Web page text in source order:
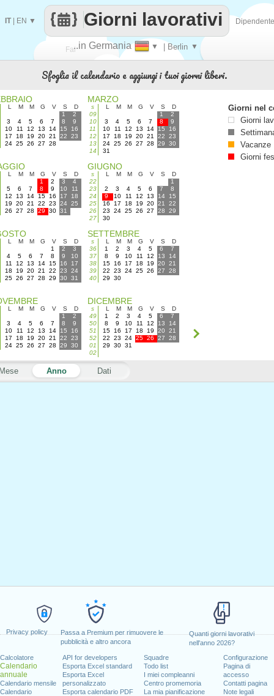
Privacy policy
Passa a Premium per rimuovere le
pubblicità e altro ancora
Quanti giorni lavorativi
nell'anno 2026?
Calcolatore
Calendario
annuale
Calendario mensile
Calendario
API for developers
Esporta Excel standard
Esporta Excel
personalizzato
Esporta calendario PDF
Squadre
Todo list
I miei compleanni
Centro promemoria
La mia pianificazione
Configurazione
Pagina di
accesso
Contatti pagina
Note legali
Fai..in Germania ▼ | Berlin ▼
Giorni lavorativi
IT| EN ▼
Sfoglia il calendario e aggiungi i tuoi giorni liberi.
L M M G V S
D
1
2
3
4 5 6 7 8
9
10
11 12 13 14 15
16
17
18 19 20 21 22
23
24 25 26 27 28
MARZO
s L M M G V S
D
09
1
2
10
3 4 5 6 7 8
9
11
10 11 12 13 14 15
16
12
17 18 19 20 21 22
23
13
24 25 26 27 28 29
30
14
31
L M M G V S
D
1
2 3
4
5
6 7 8 9 10
11
12
13 14 15 16 17
18
19
20 21 22 23 24
25
26
27 28 29 30 31
GIUGNO
s L M M G V S
D
22
1
23
2 3 4 5 6 7
8
24
9 10 11 12 13 14
15
25
16 17 18 19 20 21
22
26
23 24 25 26 27 28
29
27
30
L M M G V S
D
1
2
3
4
5 6 7 8 9
10
11
12 13 14 15 16
17
18
19 20 21 22 23
24
25 26 27 28 29 30 31
SETTEMBRE
s L M M G V S
D
36
1 2 3 4 5 6
7
37
8 9 10 11 12 13
14
38
15 16 17 18 19 20
21
39
22 23 24 25 26 27
28
40
29 30
L M M G V S
D
1
2
3
4 5 6 7 8
9
10
11 12 13 14 15
16
17
18 19 20 21 22
23
24 25 26 27 28 29 30
DICEMBRE
s L M M G V S
D
49
1 2 3 4 5 6
7
50
8 9 10 11 12 13
14
51
15 16 17 18 19 20
21
52
22 23 24 25 26 27
28
01
29 30 31
02
Anno Dati
Giorni nel
Giorni
Vacanze
Giorni